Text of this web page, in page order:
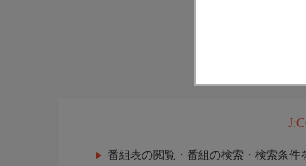
番組表の閲覧・番組の検索・検索条件